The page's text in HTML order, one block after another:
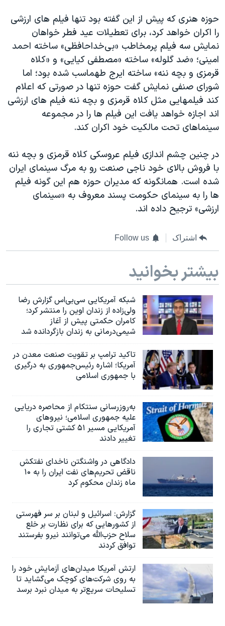
حوزه هنری که پیش از این گفته بود تنها فیلم های ارزشی
را اکران خواهد کرد، برای تعطیلات عید فطر خواهان
نمایش سه فیلم پرمخاطب «بی‌خداحافظی» ساخته احمد
امینی؛ «ضد گلوله» ساخته «مصطفی کیایی» و «کلاه
قرمزی و بچه ننه» ساخته ایرج طهماسب شده بود؛ اما
شورای صنفی نمایش گفت حوزه تنها در صورتی که اعلام
کند فیلمهایی مثل کلاه قرمزی و بچه ننه فیلم های ارزشی
اند اجازه خواهد یافت این فیلم ها را در مجموعه
سینماهای تحت مالکیت خود اکران کند.
در چنین چشم اندازی فیلم عروسکی کلاه قرمزی و بچه ننه
با فروش بالای خود ناجی صنعت رو به مرگ سینمای ایران
شده است. همانگونه که مدیران حوزه هم این گونه فیلم
ها را به سینمای حکومت پسند معروف به «سینمای
ارزشی» ترجیح داده اند.
اشتراک Follow us
بیشتر بخوانید
شبکه آمریکایی سی‌بی‌‌اس گزارش رضا
ولی‌زاده از زندان اوین را منتشر کرد؛
کامران حکمتی پیش از آغاز
شیمی‌درمانی به زندان بازگردانده شد
تاکید ترامپ بر تقویت صنعت معدن در
آمریکا؛ اشاره رئیس‌جمهوری به درگیری
با جمهوری اسلامی
به‌روزرسانی سنتکام از محاصره دریایی
علیه جمهوری اسلامی؛ نیروهای
آمریکایی مسیر ۵۱ کشتی تجاری را
تغییر دادند
دادگاهی در واشنگتن ناخدای نفتکش
ناقض تحریم‌های نفت ایران را به ۱۰
ماه زندان محکوم کرد
گزارش‌: اسرائيل و لبنان بر سر فهرستی
از کشورهایی که برای نظارت بر خلع
سلاح حزب‌الله می‌توانند نیرو بفرستند
توافق کردند
ارتش آمریکا میدان‌های آزمایش خود را
به روی شرکت‌های کوچک می‌گشاید تا
تسلیحات سریع‌تر به میدان نبرد برسد